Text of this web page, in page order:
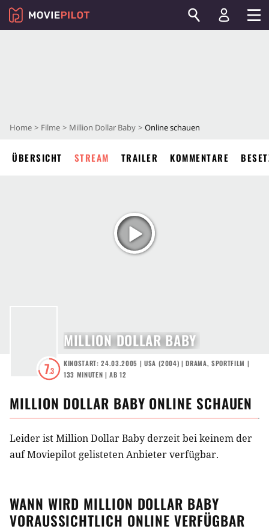
Home Filme Million Dollar Baby Online schauen
ÜBERSICHT STREAM TRAILER KOMMENTARE
7.3
MILLION DOLLAR BABY
KINOSTART: 24.03.2005 | USA (2004) |DRAMA,SPORTFILM |
133 MINUTEN |AB 12
MILLION DOLLAR BABY ONLINE SCHAUEN
Leider ist Million Dollar Baby derzeit bei keinem der
auf Moviepilot gelisteten Anbieter verfügbar.
WANN WIRD MILLION DOLLAR BABY
VORAUSSICHTLICH ONLINE VERFÜGBAR